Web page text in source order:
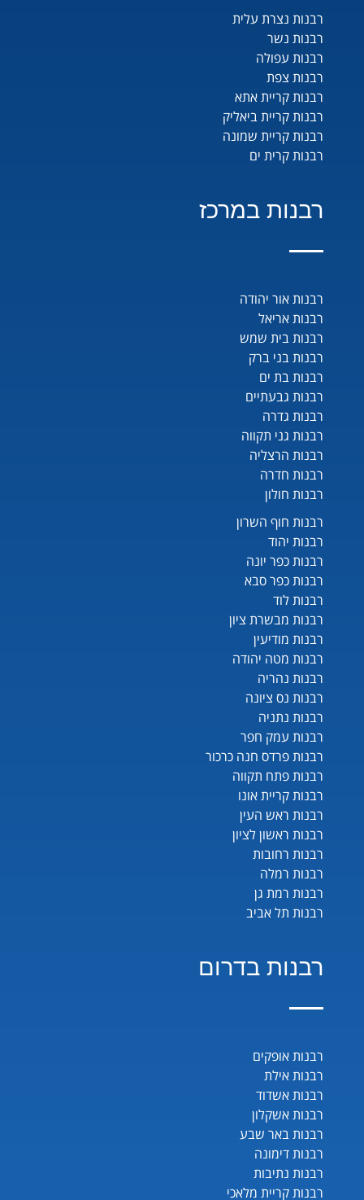
רבנות נצרת עלית
רבנות נשר
רבנות עפולה
רבנות צפת
רבנות קריית אתא
רבנות קריית ביאליק
רבנות קריית שמונה
רבנות קרית ים
רבנות במרכז
רבנות אור יהודה
רבנות אריאל
רבנות בית שמש
רבנות בני ברק
רבנות בת ים
רבנות גבעתיים
רבנות גדרה
רבנות גני תקווה
רבנות הרצליה
רבנות חדרה
רבנות חולון
רבנות חוף השרון
רבנות יהוד
רבנות כפר יונה
רבנות כפר סבא
רבנות לוד
רבנות מבשרת ציון
רבנות מודיעין
רבנות מטה יהודה
רבנות נהריה
רבנות נס ציונה
רבנות נתניה
רבנות עמק חפר
רבנות פרדס חנה כרכור
רבנות פתח תקווה
רבנות קריית אונו
רבנות ראש העין
רבנות ראשון לציון
רבנות רחובות
רבנות רמלה
רבנות רמת גן
רבנות תל אביב
רבנות בדרום
רבנות אופקים
רבנות אילת
רבנות אשדוד
רבנות אשקלון
רבנות באר שבע
רבנות דימונה
רבנות נתיבות
רבנות קריית מלאכי